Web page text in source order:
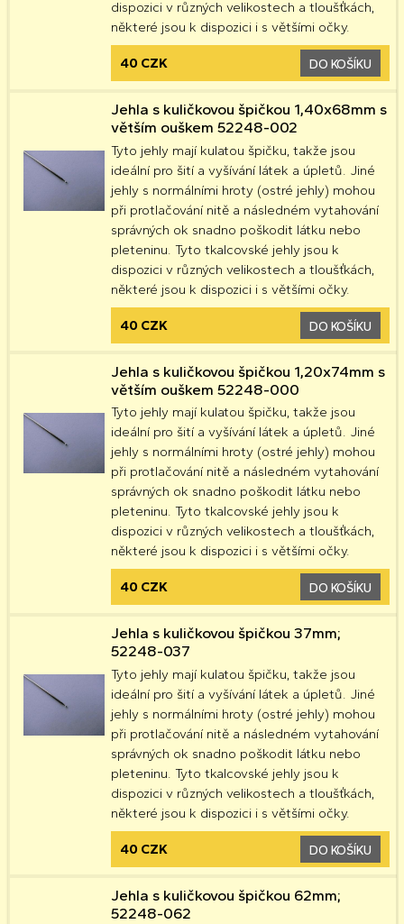
dispozici v různých velikostech a tloušťkách,
některé jsou k dispozici i s většími očky.
40 CZK DO KOŠÍKU
Jehla s kuličkovou špičkou 1,40x68mm s
větším ouškem 52248-002
Tyto jehly mají kulatou špičku, takže jsou
ideální pro šití a vyšívání látek a úpletů. Jiné
jehly s normálními hroty (ostré jehly) mohou
při protlačování nitě a následném vytahování
správných ok snadno poškodit látku nebo
pleteninu. Tyto tkalcovské jehly jsou k
dispozici v různých velikostech a tloušťkách,
některé jsou k dispozici i s většími očky.
40 CZK DO KOŠÍKU
Jehla s kuličkovou špičkou 1,20x74mm s
větším ouškem 52248-000
Tyto jehly mají kulatou špičku, takže jsou
ideální pro šití a vyšívání látek a úpletů. Jiné
jehly s normálními hroty (ostré jehly) mohou
při protlačování nitě a následném vytahování
správných ok snadno poškodit látku nebo
pleteninu. Tyto tkalcovské jehly jsou k
dispozici v různých velikostech a tloušťkách,
některé jsou k dispozici i s většími očky.
40 CZK DO KOŠÍKU
Jehla s kuličkovou špičkou 37mm;
52248-037
Tyto jehly mají kulatou špičku, takže jsou
ideální pro šití a vyšívání látek a úpletů. Jiné
jehly s normálními hroty (ostré jehly) mohou
při protlačování nitě a následném vytahování
správných ok snadno poškodit látku nebo
pleteninu. Tyto tkalcovské jehly jsou k
dispozici v různých velikostech a tloušťkách,
některé jsou k dispozici i s většími očky.
40 CZK DO KOŠÍKU
Jehla s kuličkovou špičkou 62mm;
52248-062